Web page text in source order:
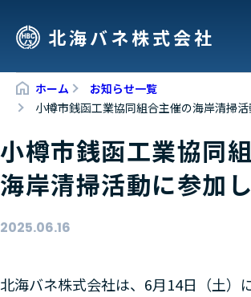
北海バネ株式会社
ホーム
お知らせ一覧
小樽市銭函工業協同組合主催の海岸清掃
小樽市銭函工業協同
海岸清掃活動に参加
2025.06.16
北海バネ株式会社は、6月14日（土）